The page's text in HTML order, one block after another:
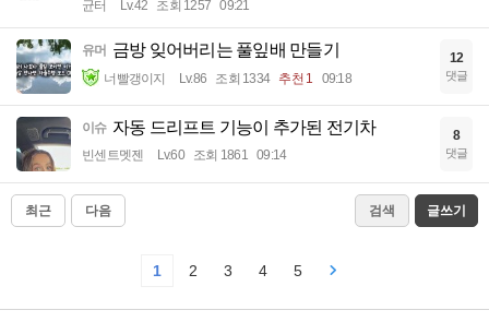
균터 Lv.42 조회 1257 09:21
유머 금방 잊어버리는 풀잎배 만들기
너빨갱이지 Lv.86 조회 1334 추천 1 09:18
12
댓글
이슈 자동 드리프트 기능이 추가된 전기차
빈센트멧젠 Lv.60 조회 1861 09:14
8
댓글
최근 다음 검색 글쓰기
1 2 3 4 5